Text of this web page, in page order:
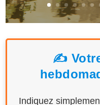
✍️
Indiquez